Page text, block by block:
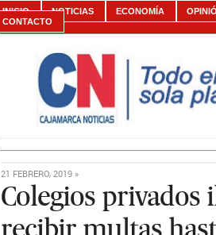
INICIO NOTICIAS ECONOMÍA
CONTACTO
21 FEBRERO, 2019 »
Colegios privados
recibir multas